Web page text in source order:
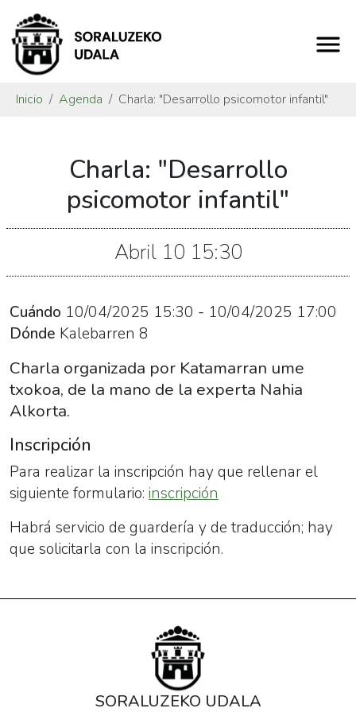
Inicio Agenda Charla: "Desarrollo psicomotor infantil"
desarrollo-
Charla:
psicomotor
2025-
04-
10T17:30:00+02:00
2025-
04-
Charla
organizada
por
ume
txokoa,
la
Charla: "Desarrollo
psicomotor infantil"
Abril 10 15:30
Cuándo 10/04/2025 15:30 - 10/04/2025 17:00
Dónde Kalebarren 8
Charla organizada por Katamarran ume
txokoa, de la mano de la experta Nahia
Alkorta.
Inscripción
Para realizar la inscripción hay que rellenar el
siguiente formulario: inscripción
Habrá servicio de guardería y de traducción; hay
que solicitarla con la inscripción.
SORALUZEKO UDALA